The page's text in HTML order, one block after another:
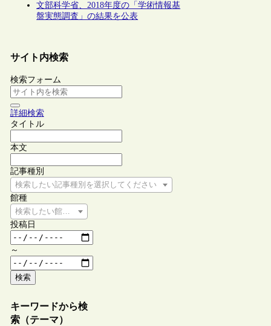
文部科学省、2018年度の「学術情報基
盤実態調査」の結果を公表
サイト内検索
検索フォーム
詳細検索
タイトル
本文
記事種別
検索したい記事種別を選択してください
館種
検索したい館種を選択してください
投稿日
～
検索
キーワードから検
索（テーマ）